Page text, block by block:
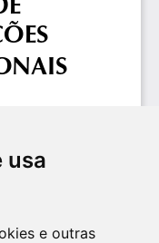
usa
e outras